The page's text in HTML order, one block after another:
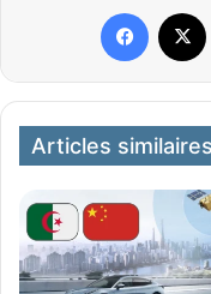
Articles similaires